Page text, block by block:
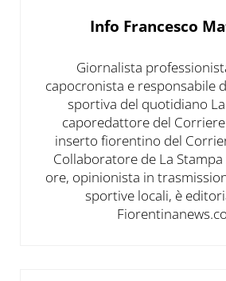
Info Francesco
Giornalista
capocronista e responsabile
sportiva del quotidiano
caporedattore del
inserto fiorentino del
Collaboratore de La Stampa
ore, opinionista in
sportive locali, è